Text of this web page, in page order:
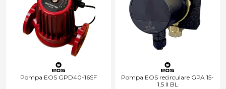
Pompa EOS GPD40-16SF
Pompa EOS recirculare GPA 15-
1,5 II BL